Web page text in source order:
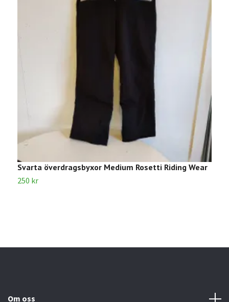
Svarta överdragsbyxor Medium Rosetti Riding Wear
250 kr
Om oss